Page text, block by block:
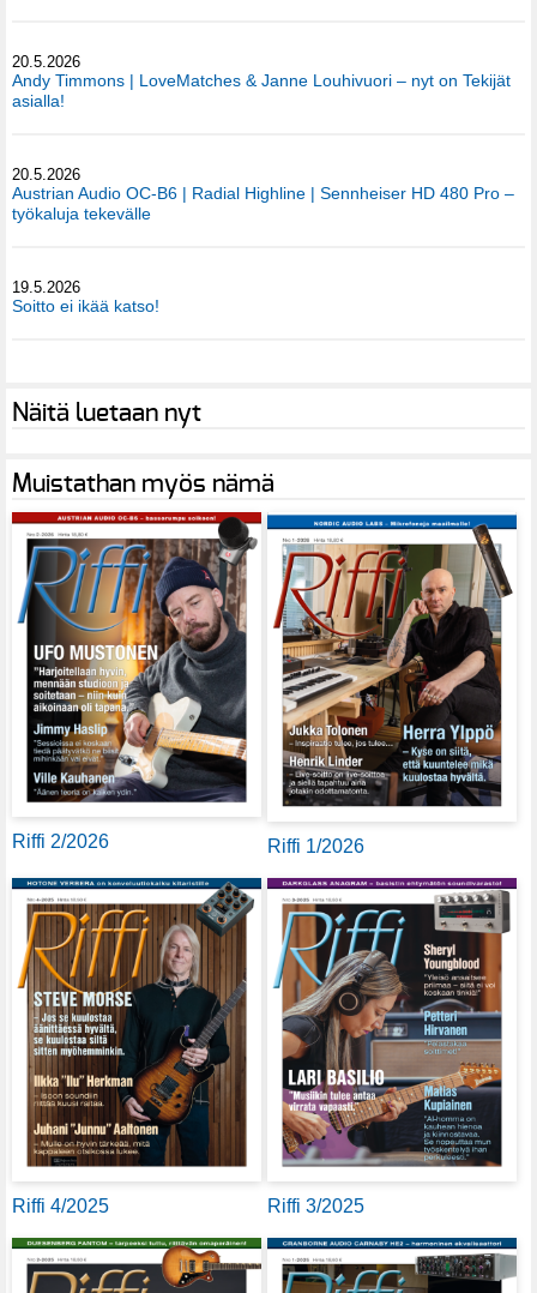
20.5.2026
Andy Timmons | LoveMatches & Janne Louhivuori – nyt on Tekijät
asialla!
20.5.2026
Austrian Audio OC-B6 | Radial Highline | Sennheiser HD 480 Pro –
työkaluja tekevälle
19.5.2026
Soitto ei ikää katso!
Näitä luetaan nyt
Muistathan myös nämä
Riffi 2/2026 Riffi 1/2026
Riffi 4/2025 Riffi 3/2025